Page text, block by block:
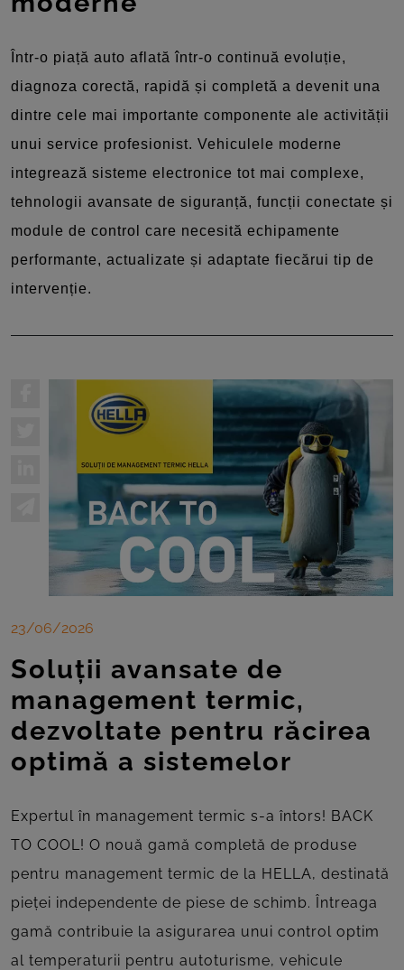
Într-o piață auto aflată într-o continuă evoluție,
diagnoza corectă, rapidă și completă a devenit una
dintre cele mai importante componente ale activității
unui service profesionist. Vehiculele moderne
integrează sisteme electronice tot mai complexe,
tehnologii avansate de siguranță, funcții conectate și
module de control care necesită echipamente
performante, actualizate și adaptate fiecărui tip de
intervenție.
23/06/2026
Soluții avansate de
management termic,
dezvoltate pentru răcirea
optimă a sistemelor
Expertul în management termic s-a întors! BACK
TO COOL! O nouă gamă completă de produse
pentru management termic de la HELLA, destinată
pieței independente de piese de schimb. Întreaga
gamă contribuie la asigurarea unui control optim
al temperaturii pentru autoturisme, vehicule